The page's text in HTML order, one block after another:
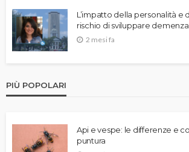
L’impatto della personalità e
rischio di sviluppare demenza
2 mesi fa
PIÙ POPOLARI
Api e vespe: le differenze e
puntura